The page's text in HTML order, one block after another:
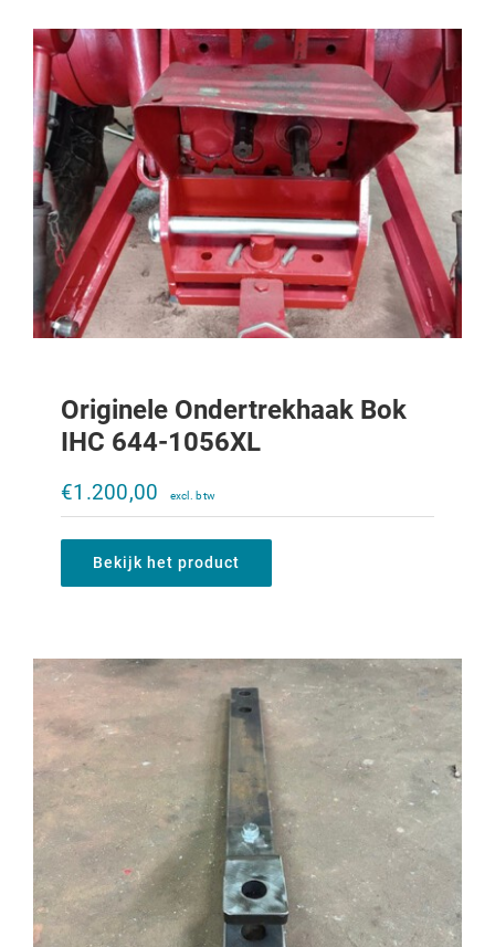
Originele Ondertrekhaak Bok
IHC 644-1056XL
€1.200,00
Bekijk het product
€395,00